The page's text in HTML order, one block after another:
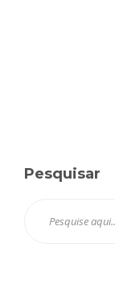
Pesquisar